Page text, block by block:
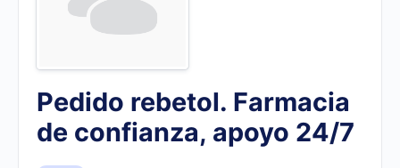
Pedido rebetol. Farmacia
de confianza, apoyo 24/7